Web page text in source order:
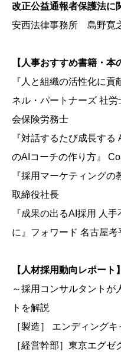
改正公益通報者保護法に
安西法律事務所 島野寛
【人事おすすめ書籍・本
『人と組織の活性化に
ネル・パートナーズ 社
会保険労務士
『対話するたび成長す
のAIコーチの作り方』
『採用マーケティング
取締役社長
『成果の出るAI採用 人
に』フォワード 名古屋考
【人材採用動向レポート】
～採用コンサルタントが
トを解説
［製造］ エンディング
［経営幹部］東京エグ